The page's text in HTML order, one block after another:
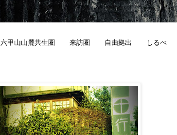
六甲山山麓共生圏 来訪圏 自由拠出 しるべ